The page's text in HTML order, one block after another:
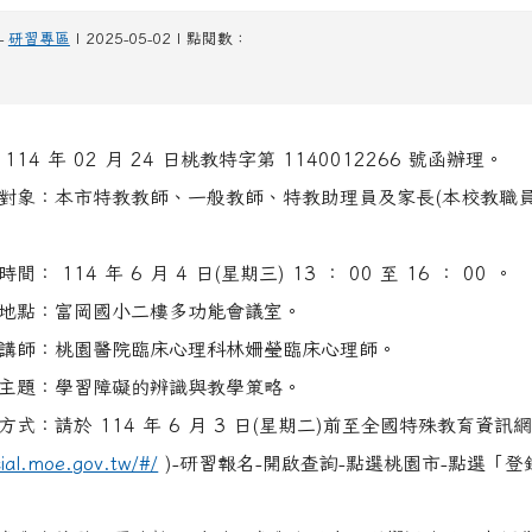
研習專區 | 2025-05-02 | 點閱數：
年 02 月 24 日桃教特字第 1140012266 號函辦理。
：本市特教教師、一般教師、特教助理員及家長(本校教職
： 114 年 6 月 4 日(星期三) 13 ： 00 至 16 ： 00 。
：富岡國小二樓多功能會議室。
：桃園醫院臨床心理科林姍瑩臨床心理師。
：學習障礙的辨識與教學策略。
：請於 114 年 6 月 3 日(星期二)前至全國特殊教育資訊
#/ )-研習報名-開啟查詢-點選桃園市-點選「登